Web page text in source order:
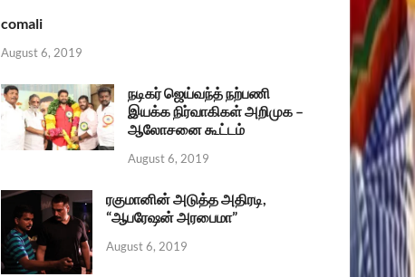
comali
August 6, 2019
நடிகர் ஜெய்வந்த் நற்பணி
இயக்க நிர்வாகிகள் அறிமுக –
ஆலோசனை கூட்டம்
August 6, 2019
ரகுமானின் அடுத்த அதிரடி,
“ஆபரேஷன் அரபைமா”
August 6, 2019